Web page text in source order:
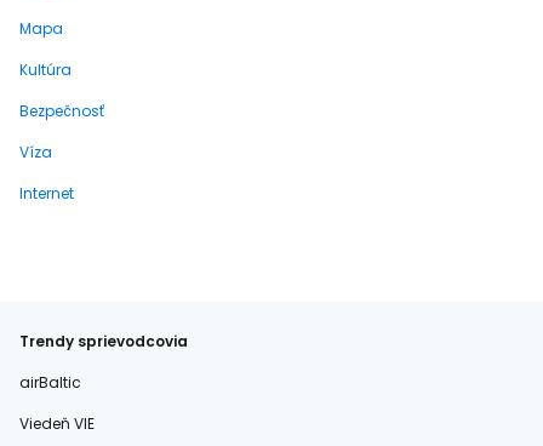
Mapa
Kultúra
Bezpečnosť
Víza
Internet
Trendy sprievodcovia
airBaltic
Viedeň VIE